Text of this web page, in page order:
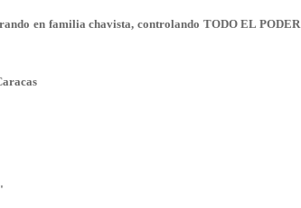
en familia chavista, controlando TODO EL PODER